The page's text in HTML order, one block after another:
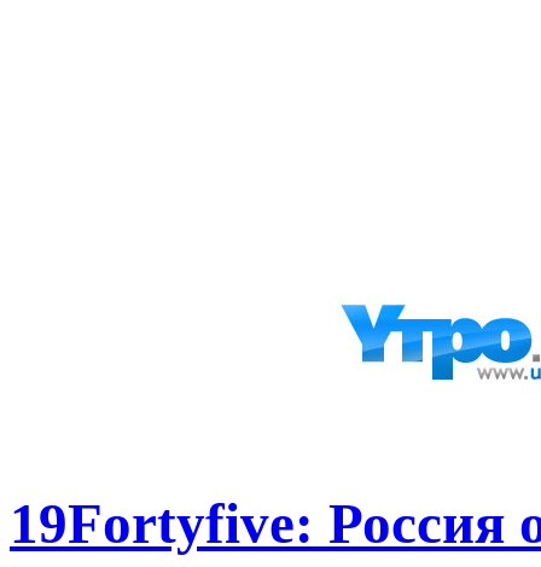
19Fortyfive: Россия